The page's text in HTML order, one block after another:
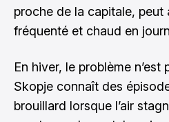
proche de la capitale, peut
fréquenté et chaud en
En hiver, le problème
Skopje connaît des
brouillard lorsque l’air